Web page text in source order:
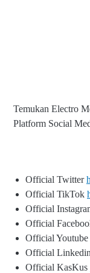
Temukan Electro
Platform Social
Official Twitter
Official TikTok
Official
Official
Official Youtube
Official Linkedin
Official KasKus